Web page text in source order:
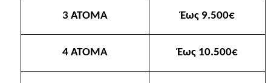
3 ΑΤΟΜΑ Έως 9.500€
4 ΑΤΟΜΑ Έως 10.500€